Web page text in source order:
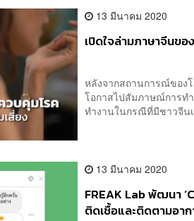
13 มีนาคม 2020
เปิดใจล่ามภาษาจีนข
หลังจากสถานการณ์ของ
โอกาสไปสัมภาษณ์การท
ทำงานในกรณีที่มีชาวจี
13 มีนาคม 2020
FREAK Lab พัฒนา
ติดเชื้อและติดตามอาก